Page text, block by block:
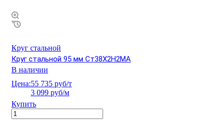
Круг стальной
Круг стальной 95 мм Ст38Х2Н2МА
В наличии
Цена:55 735 руб/т
3 099 руб/м
Купить